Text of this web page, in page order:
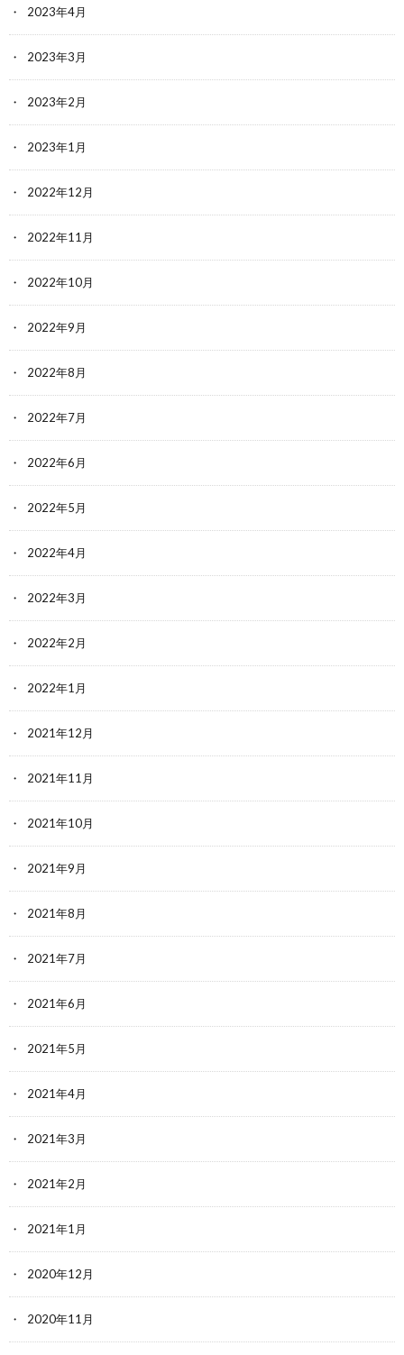
2023年4月
2023年3月
2023年2月
2023年1月
2022年12月
2022年11月
2022年10月
2022年9月
2022年8月
2022年7月
2022年6月
2022年5月
2022年4月
2022年3月
2022年2月
2022年1月
2021年12月
2021年11月
2021年10月
2021年9月
2021年8月
2021年7月
2021年6月
2021年5月
2021年4月
2021年3月
2021年2月
2021年1月
2020年12月
2020年11月